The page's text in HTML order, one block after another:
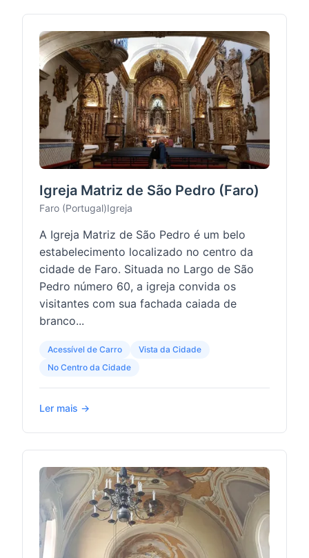
Igreja Matriz de São Pedro (Faro)
Faro (Portugal)Igreja
A Igreja Matriz de São Pedro é um belo
estabelecimento localizado no centro da
cidade de Faro. Situada no Largo de São
Pedro número 60, a igreja convida os
visitantes com sua fachada caiada de
branco...
Acessível de Carro
Vista da Cidade
No Centro da Cidade
Ler mais →